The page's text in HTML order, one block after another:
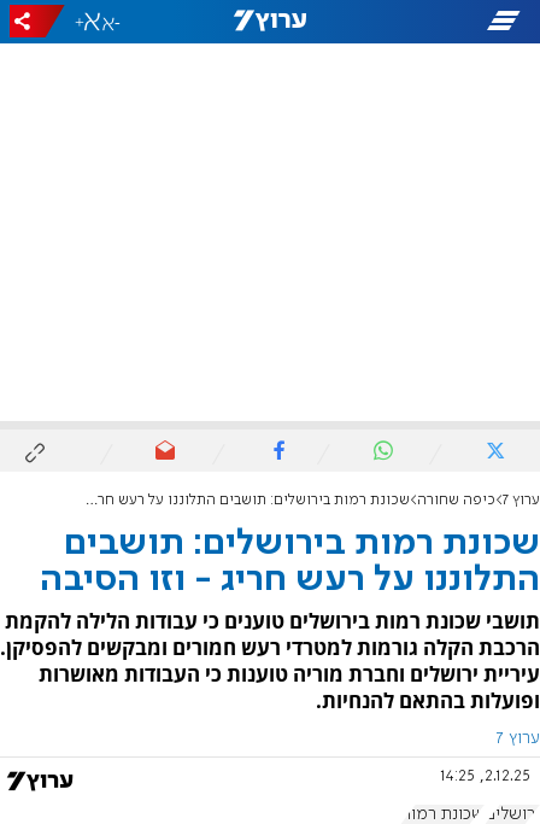
-
+
ערוץ 7 כיפה שחורה שכונת רמות בירושלים: תושבים התלוננו על רעש חריג - וזו הסיבה
שכונת רמות בירושלים: תושבים
התלוננו על רעש חריג - וזו הסיבה
תושבי שכונת רמות בירושלים טוענים כי עבודות הלילה להקמת
הרכבת הקלה גורמות למטרדי רעש חמורים ומבקשים להפסיקן.
עיריית ירושלים וחברת מוריה טוענות כי העבודות מאושרות
ופועלות בהתאם להנחיות.
ערוץ 7
2.12.25, 14:25
ירושלים שכונת רמות